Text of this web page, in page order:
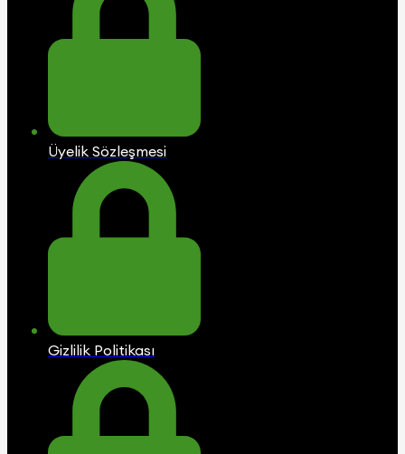
Üyelik Sözleşmesi
Gizlilik Politikası